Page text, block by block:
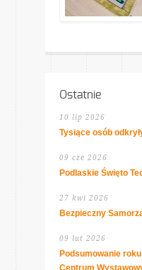
Ostatnie
10 lip 2026
Tysiące osób
09 cze 2026
Podlaskie Święto
27 kwi 2026
Bezpieczny
09 lut 2026
Podsumowanie
Centrum